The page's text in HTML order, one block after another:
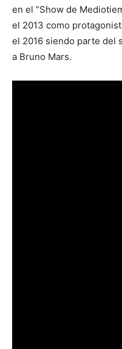
en el “Show de
el 2013 como
el 2016 siendo parte del
a Bruno Mars.